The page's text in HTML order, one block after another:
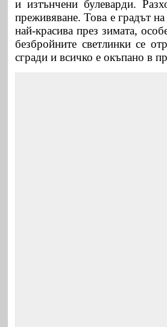
и изтънчени булеварди.
преживяване. Това е градът
най-красива през зимата,
безбройните светлинки се
сгради и всичко е окъпано в